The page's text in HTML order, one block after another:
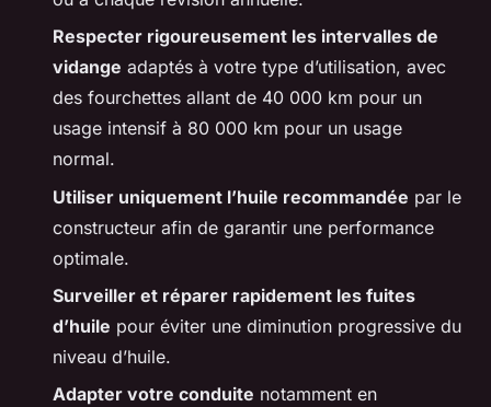
Respecter rigoureusement les intervalles de
vidange adaptés à votre type d’utilisation, avec
des fourchettes allant de 40 000 km pour un
usage intensif à 80 000 km pour un usage
normal.
Utiliser uniquement l’huile recommandée par le
constructeur afin de garantir une performance
optimale.
Surveiller et réparer rapidement les fuites
d’huile pour éviter une diminution progressive du
niveau d’huile.
Adapter votre conduite notamment en